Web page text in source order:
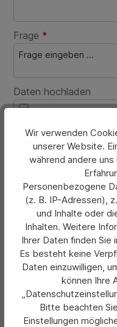
Frage *
Daten hochladen
Bilder & Dokumente
Die mit einem Stern (*)
Ich habe die
genommen und die
einverstanden. *
Senden
Wir verwenden
unserer Website.
während andere
Personenbezogene
(z. B. IP-Adressen),
und Inhalte oder
Inhalten. Weitere
Ihrer Daten finden Sie
Es besteht keine
Daten einzuwilligen,
können Ihre
Bitte beachten
Einstellungen